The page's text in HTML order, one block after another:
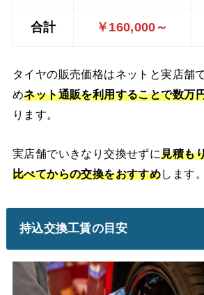
合計 ￥160,000～
タイヤの販売価格はネットと実店舗
めネット通販を利用することで数万
ります。
実店舗でいきなり交換せずに見積も
比べてからの交換をおすすめします。
持込交換工賃の目安